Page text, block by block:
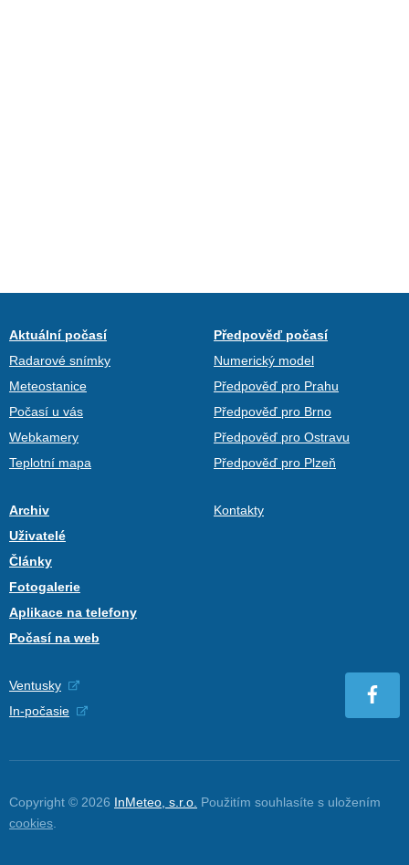
Aktuální počasí
Radarové snímky
Meteostanice
Počasí u vás
Webkamery
Teplotní mapa
Předpověď počasí
Numerický model
Předpověď pro Prahu
Předpověď pro Brno
Předpověď pro Ostravu
Předpověď pro Plzeň
Archiv
Uživatelé
Články
Fotogalerie
Aplikace na telefony
Počasí na web
Kontakty
Ventusky
In-počasie
Copyright © 2026 InMeteo, s.r.o. Použitím souhlasíte s uložením
cookies